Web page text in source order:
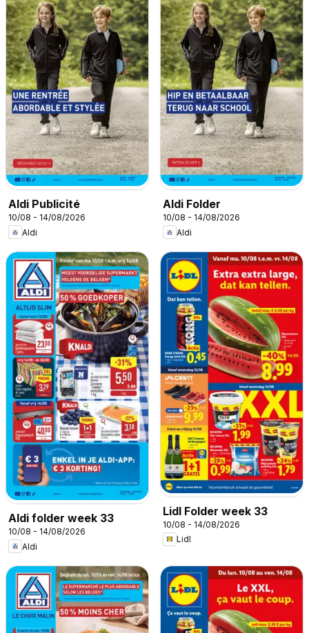
Aldi Publicité
10/08 - 14/08/2026
Aldi
Aldi Folder
10/08 - 14/08/2026
Aldi
Aldi folder week 33
10/08 - 14/08/2026
Aldi
Lidl Folder week 33
10/08 - 14/08/2026
Lidl